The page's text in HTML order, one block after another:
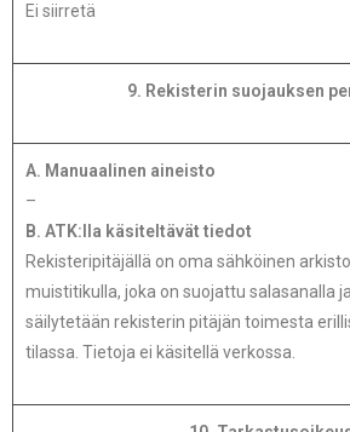
Ei siirretä
9. Rekisterin suojauksen
A. Manuaalinen aineisto
–
B. ATK:lla käsiteltävät tiedot
Rekisteripitäjällä on oma sähköinen
muistitikulla, joka on suojattu salasanalla
säilytetään rekisterin pitäjän toimesta
tilassa. Tietoja ei käsitellä verkossa.